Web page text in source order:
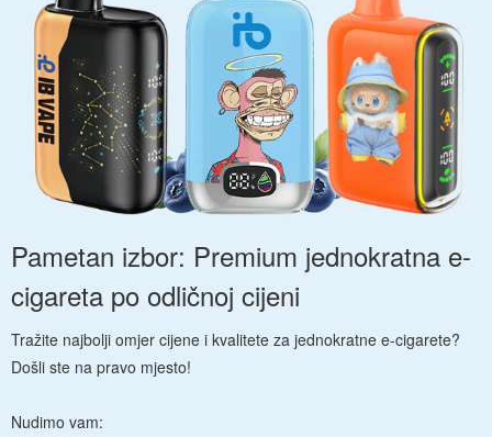
Pametan izbor: Premium jednokratna e-
cigareta po odličnoj cijeni
Tražite najbolji omjer cijene i kvalitete za jednokratne e-cigarete?
Došli ste na pravo mjesto!
Nudimo vam: